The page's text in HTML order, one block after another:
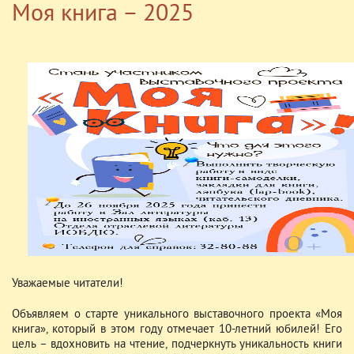
Моя книга – 2025
Уважаемые читатели!
Объявляем о старте уникального выставочного проекта «Моя
книга», который в этом году отмечает 10-летний юбилей! Его
цель – вдохновить на чтение, подчеркнуть уникальность книги